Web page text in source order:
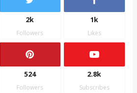
1k
Likes
2k
Followers
2.8k
Subscribes
524
Followers